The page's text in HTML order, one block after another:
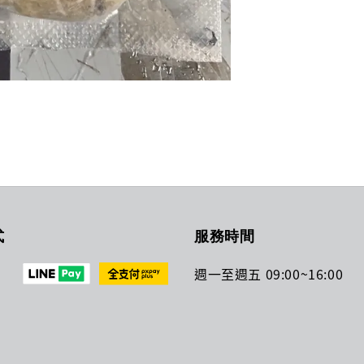
服務時間
週一至週五 09:00~16:00